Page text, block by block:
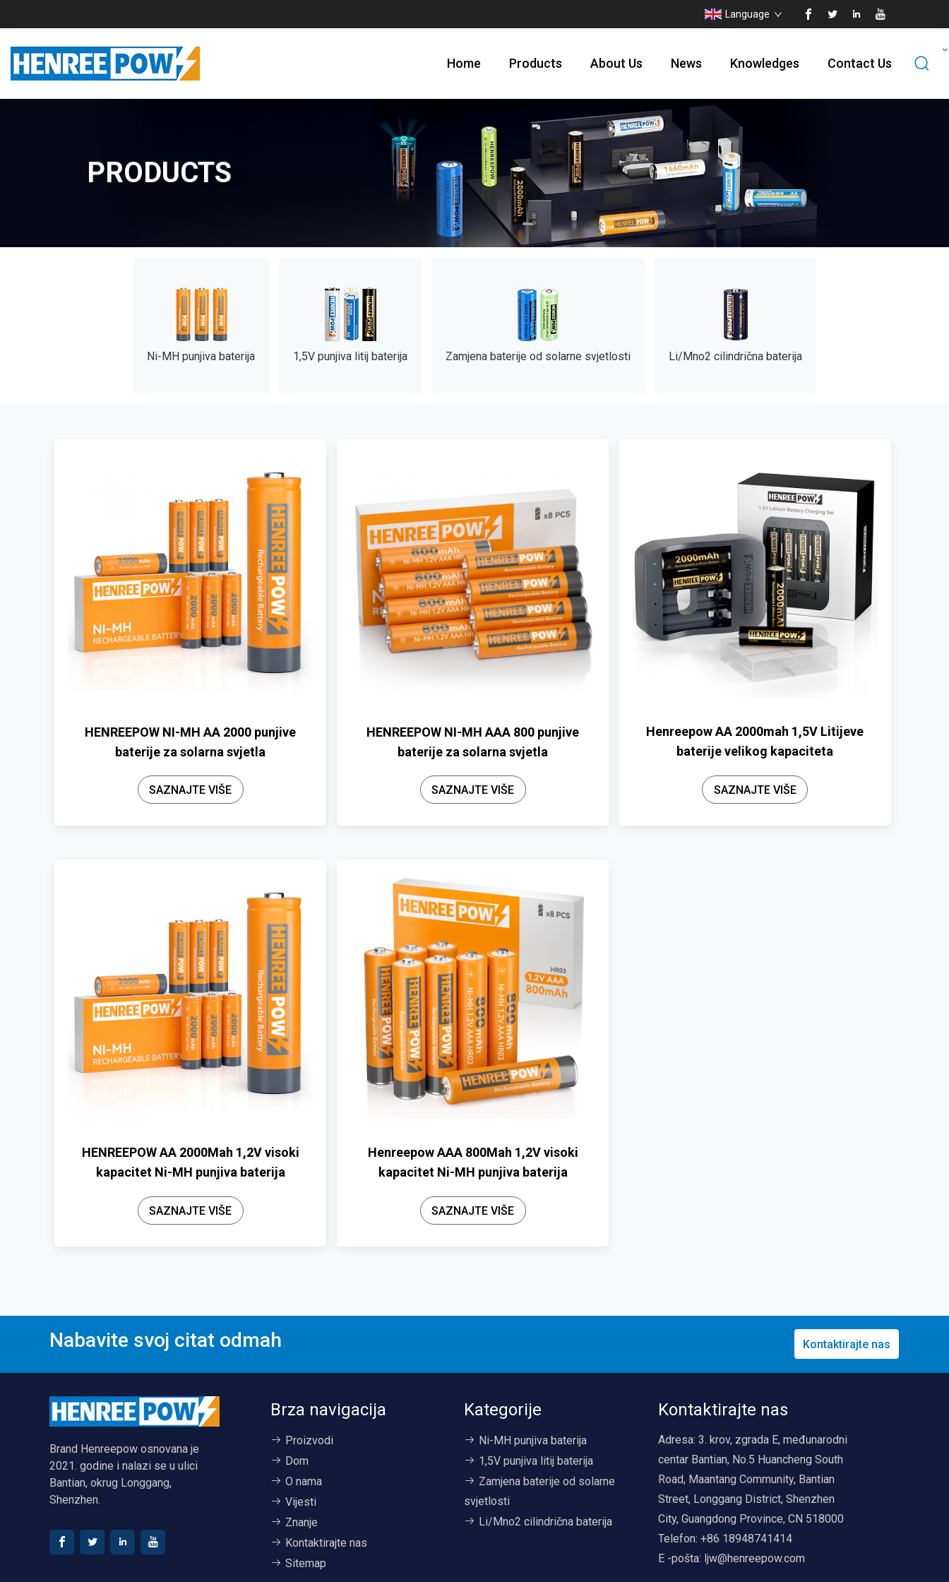
Language
Home Products About Us News Knowledges Contact Us
PRODUCTS
Ni-MH punjiva baterija 1,5V punjiva litij baterija Zamjena baterije od solarne svjetlosti Li/Mno2 cilindrična baterija
HENREEPOW NI-MH AA 2000 punjive
baterije za solarna svjetla
SAZNAJTE VIŠE
HENREEPOW NI-MH AAA 800 punjive
baterije za solarna svjetla
SAZNAJTE VIŠE
Henreepow AA 2000mah 1,5V Litijeve
baterije velikog kapaciteta
SAZNAJTE VIŠE
HENREEPOW AA 2000Mah 1,2V visoki
kapacitet Ni-MH punjiva baterija
SAZNAJTE VIŠE
Henreepow AAA 800Mah 1,2V visoki
kapacitet Ni-MH punjiva baterija
SAZNAJTE VIŠE
Nabavite svoj citat odmah Kontaktirajte nas
Brand Henreepow osnovana je
2021. godine i nalazi se u ulici
Bantian, okrug Longgang,
Shenzhen.
Brza navigacija
Proizvodi
Dom
O nama
Vijesti
Znanje
Kontaktirajte nas
Sitemap
Kategorije
Ni-MH punjiva baterija
1,5V punjiva litij baterija
Zamjena baterije od solarne
svjetlosti
Li/Mno2 cilindrična baterija
Kontaktirajte nas
Adresa: 3. krov, zgrada E, međunarodni
centar Bantian, No.5 Huancheng South
Road, Maantang Community, Bantian
Street, Longgang District, Shenzhen
City, Guangdong Province, CN 518000
Telefon: +86 18948741414
E -pošta: ljw@henreepow.com